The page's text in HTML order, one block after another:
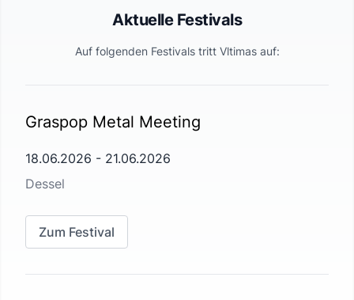
Aktuelle Festivals
Auf folgenden Festivals tritt Vltimasauf:
Graspop Metal Meeting
18.06.2026 - 21.06.2026
Dessel
Zum Festival